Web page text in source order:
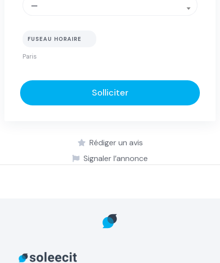
—
FUSEAU HORAIRE
Solliciter
Rédiger un avis
Signaler l’annonce